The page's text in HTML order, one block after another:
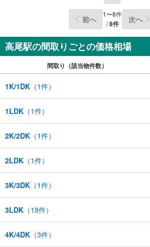
らまずは、お気軽に東宝ハウス町田
か？スタッフ一同お客様のお問合せ
前へ 1〜8件
/8件 次へ
高尾駅の間取りごとの価格相場
間取り（該当物件数）
1K/1DK （1件）
1LDK （1件）
2K/2DK （1件）
2LDK （1件）
3K/3DK （1件）
3LDK （19件）
4K/4DK （3件）